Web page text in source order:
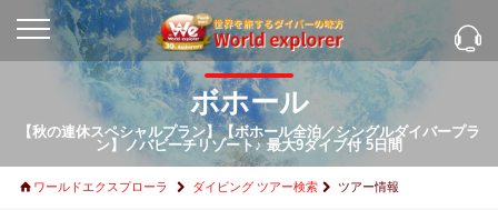
ボホール
【秋の連休スペシャルプラン】【ボホール全泊／シングルダイバープラ
ン】ノバビーチリゾート♪ 最大9ダイブ付 5日間
ワールドエクスプローラ ダイビング ツアー検索 ツアー情報